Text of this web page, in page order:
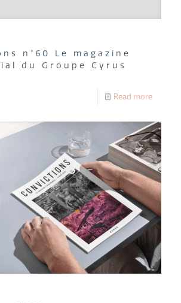
n°60 Le magazine
du Groupe Cyrus
Read more